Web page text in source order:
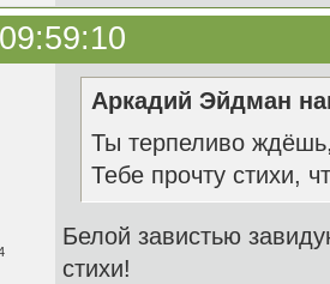
Аркадий Эйдман
Ты терпеливо
Тебе прочту стихи,
Белой завистью
стихи!